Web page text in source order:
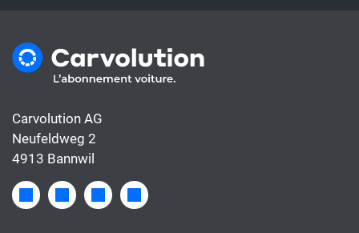
Carvolution AG
Neufeldweg 2
4913 Bannwil